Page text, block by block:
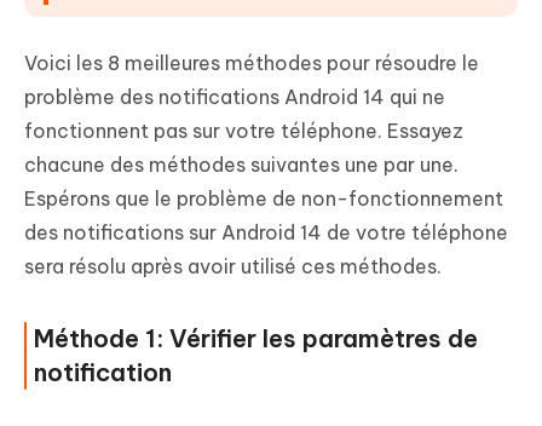
Voici les 8 meilleures méthodes pour résoudre le
problème des notifications Android 14 qui ne
fonctionnent pas sur votre téléphone. Essayez
chacune des méthodes suivantes une par une.
Espérons que le problème de non-fonctionnement
des notifications sur Android 14 de votre téléphone
sera résolu après avoir utilisé ces méthodes.
Méthode 1: Vérifier les paramètres de
notification